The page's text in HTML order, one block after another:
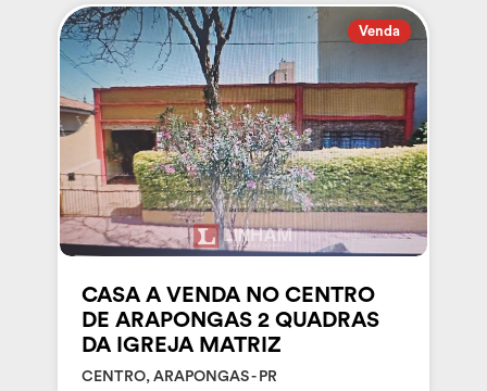
Venda
CASA A VENDA NO CENTRO
DE ARAPONGAS 2 QUADRAS
DA IGREJA MATRIZ
CENTRO, ARAPONGAS - PR